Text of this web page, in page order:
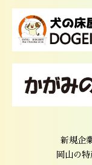
新規企
岡山の